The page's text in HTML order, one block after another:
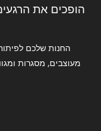
הופכים את
החנות שלכם
מעוצבים, מסגרות